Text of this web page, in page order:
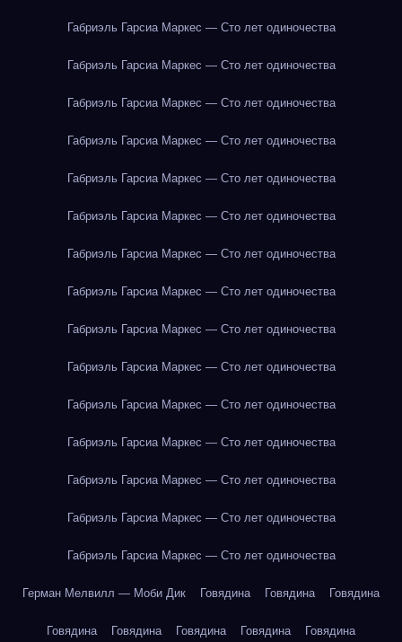
Габриэль Гарсиа Маркес — Сто лет одиночества
Габриэль Гарсиа Маркес — Сто лет одиночества
Габриэль Гарсиа Маркес — Сто лет одиночества
Габриэль Гарсиа Маркес — Сто лет одиночества
Габриэль Гарсиа Маркес — Сто лет одиночества
Габриэль Гарсиа Маркес — Сто лет одиночества
Габриэль Гарсиа Маркес — Сто лет одиночества
Габриэль Гарсиа Маркес — Сто лет одиночества
Габриэль Гарсиа Маркес — Сто лет одиночества
Габриэль Гарсиа Маркес — Сто лет одиночества
Габриэль Гарсиа Маркес — Сто лет одиночества
Габриэль Гарсиа Маркес — Сто лет одиночества
Габриэль Гарсиа Маркес — Сто лет одиночества
Габриэль Гарсиа Маркес — Сто лет одиночества
Габриэль Гарсиа Маркес — Сто лет одиночества
Герман Мелвилл — Моби Дик Говядина Говядина Говядина
Говядина Говядина Говядина Говядина Говядина